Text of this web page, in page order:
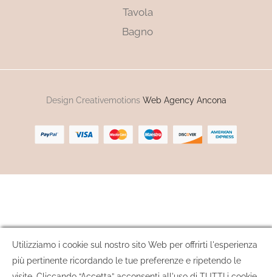
Tavola
Bagno
Design Creativemotions Web Agency Ancona
Utilizziamo i cookie sul nostro sito Web per offrirti l'esperienza
più pertinente ricordando le tue preferenze e ripetendo le